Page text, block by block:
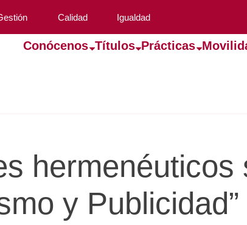
Calidad Igualdad
Conócenos Títulos Prácticas
hermenéuticos
y Publicidad”